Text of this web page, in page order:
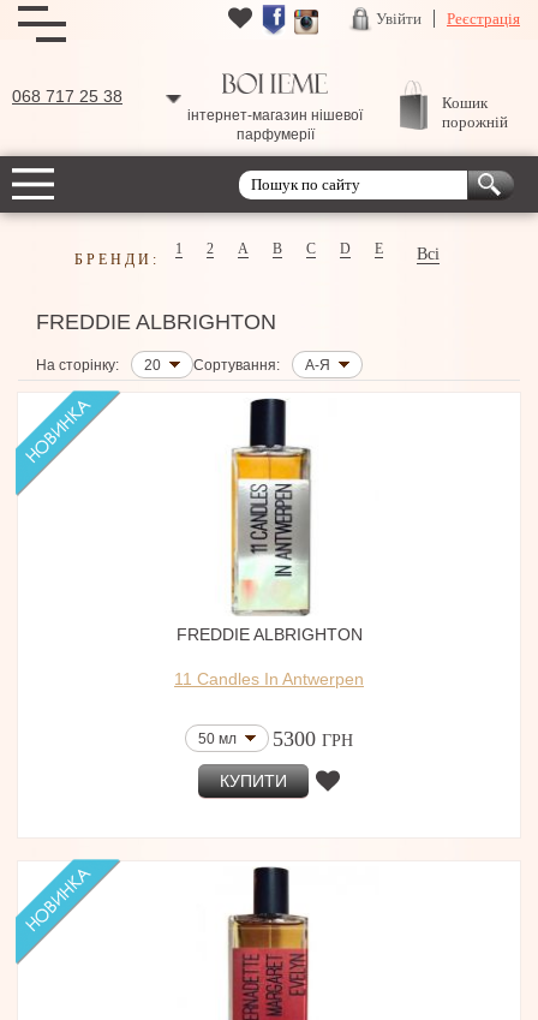
Увійти Реєстрація
068 717 25 38
інтернет-магазин нішевої
парфумерії
Кошик
порожній
БРЕНДИ:
1 2 A B C D E Всі
FREDDIE ALBRIGHTON
На сторінку: 20 Сортування: А-Я
FREDDIE ALBRIGHTON
11 Candles In Antwerpen
50 мл 5300 ГРН
КУПИТИ